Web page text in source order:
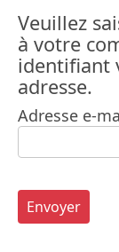
Veuillez
à votre
identifiant
adresse.
Adresse e-
Envoyer